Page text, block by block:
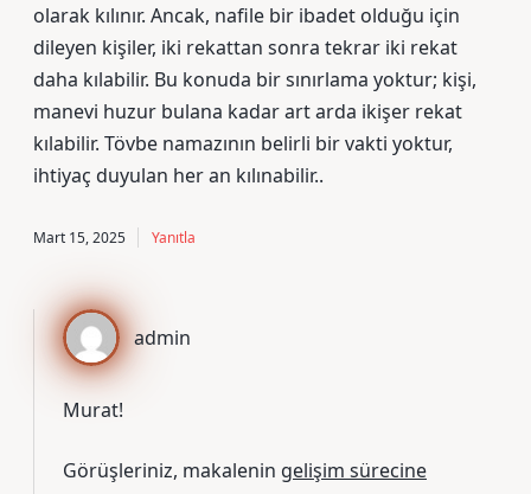
olarak kılınır. Ancak, nafile bir ibadet olduğu için
dileyen kişiler, iki rekattan sonra tekrar iki rekat
daha kılabilir. Bu konuda bir sınırlama yoktur; kişi,
manevi huzur bulana kadar art arda ikişer rekat
kılabilir. Tövbe namazının belirli bir vakti yoktur,
ihtiyaç duyulan her an kılınabilir..
Mart 15, 2025 Yanıtla
admin
Murat!
Görüşleriniz, makalenin gelişim sürecine